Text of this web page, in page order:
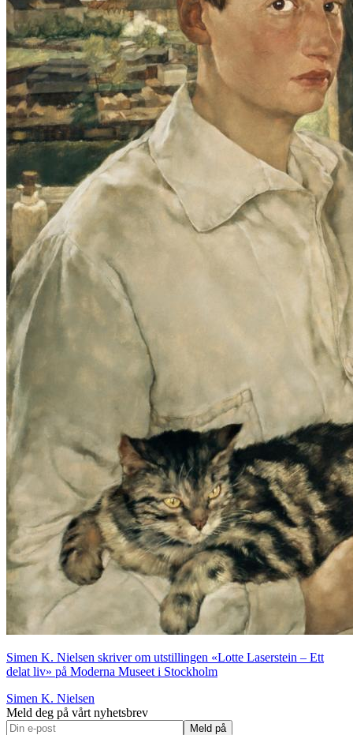
Simen K. Nielsen skriver om utstillingen «Lotte Laserstein – Ett
delat liv» på Moderna Museet i Stockholm
Simen K. Nielsen
Meld deg på vårt nyhetsbrev
Meld på